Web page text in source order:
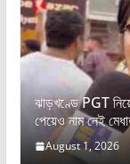
ঝাড়খণ্ডে PGT
পেয়েও নাম নেই
August 1, 2026